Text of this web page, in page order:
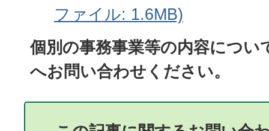
ファイル: 1.6MB)
個別の事務事業等の内容につい
へお問い合わせください。